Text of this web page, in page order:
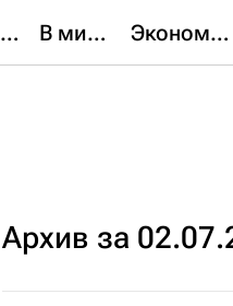
Политика В мире Экономика
Архив за